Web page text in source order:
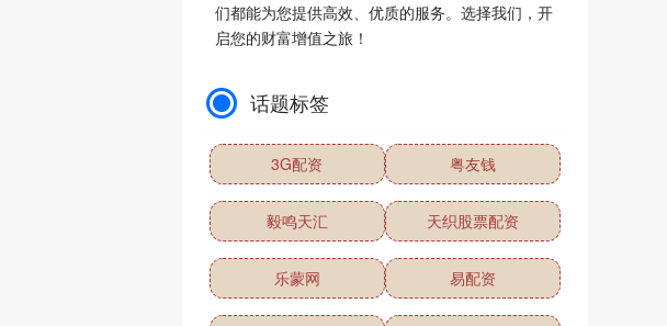
们都能为您提供高效、优质的服务。选择我们，开
启您的财富增值之旅！
话题标签
3G配资 粤友钱
毅鸣天汇 天织股票配资
乐蒙网 易配资